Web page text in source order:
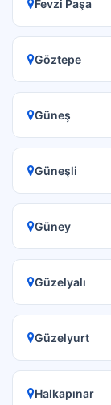
Fevzi Paşa
Göztepe
Güneş
Güneşli
Güney
Güzelyalı
Güzelyurt
Halkapınar